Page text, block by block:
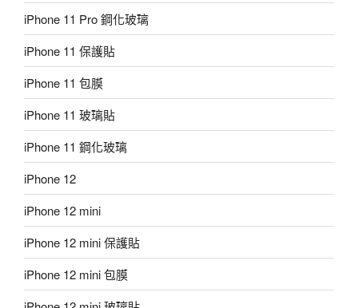
iPhone 11 Pro 鋼化玻璃
iPhone 11 保護貼
iPhone 11 包膜
iPhone 11 玻璃貼
iPhone 11 鋼化玻璃
iPhone 12
iPhone 12 mini
iPhone 12 mini 保護貼
iPhone 12 mini 包膜